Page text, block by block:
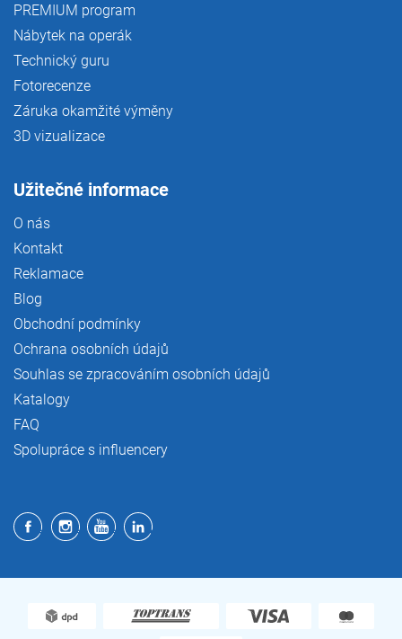
PREMIUM program
Nábytek na operák
Technický guru
Fotorecenze
Záruka okamžité výměny
3D vizualizace
Užitečné informace
O nás
Kontakt
Reklamace
Blog
Obchodní podmínky
Ochrana osobních údajů
Souhlas se zpracováním osobních údajů
Katalogy
FAQ
Spolupráce s influencery